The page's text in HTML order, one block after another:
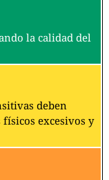
la calidad del
deben
excesivos y